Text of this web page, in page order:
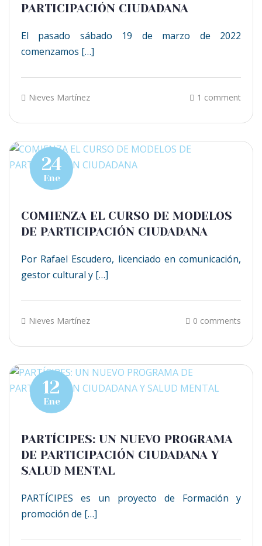
PARTICIPACIÓN CIUDADANA
El pasado sábado 19 de marzo de 2022
comenzamos […]
Nieves Martínez 1 comment
24
Ene
COMIENZA EL CURSO DE MODELOS
DE PARTICIPACIÓN CIUDADANA
Por Rafael Escudero, licenciado en comunicación,
gestor cultural y […]
Nieves Martínez 0 comments
12
Ene
PARTÍCIPES: UN NUEVO PROGRAMA
DE PARTICIPACIÓN CIUDADANA Y
SALUD MENTAL
PARTÍCIPES es un proyecto de Formación y
promoción de […]